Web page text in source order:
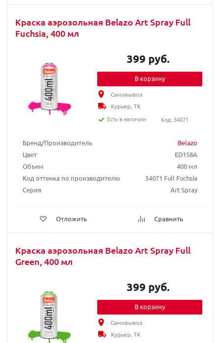
Краска аэрозольная Belazo Art Spray Full
Fuchsia, 400 мл
Бренд/Производитель
Belazo
Цвет
ED158A
Объем
400 мл
Код оттенка по производителю
54071 Full Fuchsia
Серия
Art Spray
Отложить Сравнить
399 руб.
В корзину
Самовывоз
Курьер, ТК
Есть в наличии
Код: 54071
Краска аэрозольная Belazo Art Spray Full
Green, 400 мл
399 руб.
В корзину
Самовывоз
Курьер, ТК